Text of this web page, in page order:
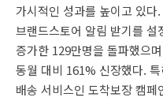
가시적인 성과를 높이고 있다
브랜드스토어 알림 받기를
증가한 129만명을 돌파했으
동월 대비 161% 신장했다.
배송 서비스인 도착보장 캠